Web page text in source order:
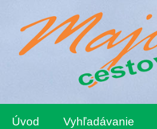
Úvod Vyhľadávanie